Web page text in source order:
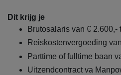
Dit krijg je
Brutosalaris van € 2.600,-
Reiskostenvergoeding
Parttime of fulltime baan
Uitzendcontract va